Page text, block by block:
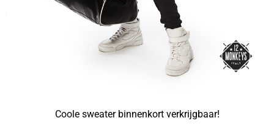
Coole sweater binnenkort verkrijgbaar!